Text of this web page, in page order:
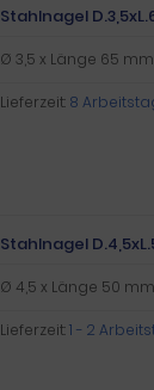
Stahlnagel
Ø 3,5 x Länge 65
Lieferzeit: 8
Stahlnagel
Ø 4,5 x Länge 50
Lieferzeit:1 - 2